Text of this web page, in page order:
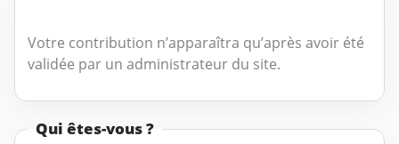
Votre contribution n’apparaîtra qu’après avoir été
validée par un administrateur du site.
Qui êtes-vous ?